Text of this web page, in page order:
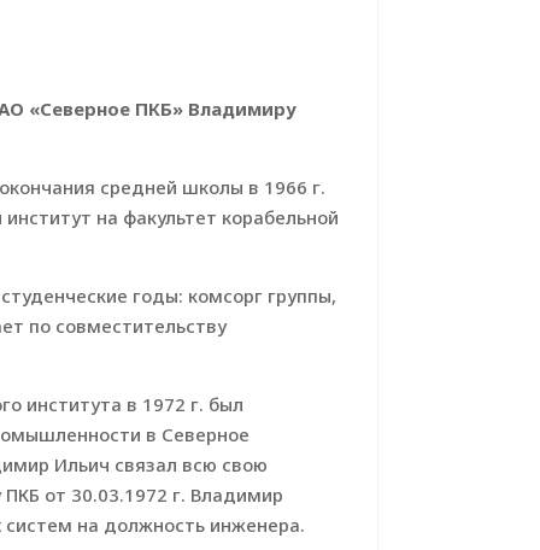
«Северное ПКБ» Владимиру
средней школы в 1966 г.
на факультет корабельной
годы: комсорг группы,
по совместительству
института в 1972 г. был
в Северное
Ильич связал всю свою
от 30.03.1972 г. Владимир
на должность инженера.